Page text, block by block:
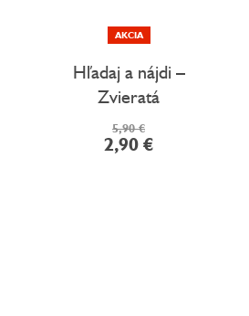
AKCIA
Hľadaj a nájdi –
Zvieratá
5,90 €
2,90 €